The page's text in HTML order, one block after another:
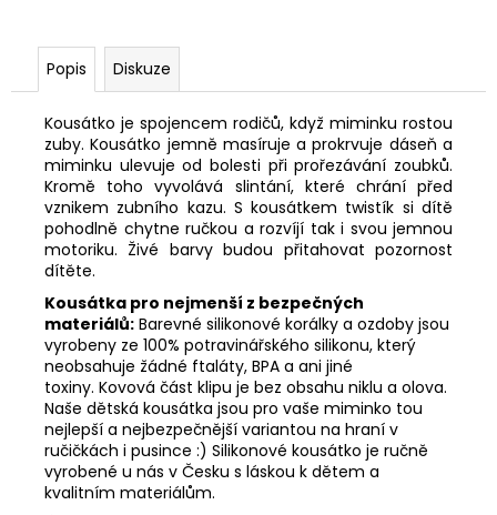
Popis Diskuze
Kousátko je spojencem rodičů, když miminku rostou
zuby. Kousátko jemně masíruje a prokrvuje dáseň a
miminku ulevuje od bolesti při prořezávání zoubků.
Kromě toho vyvolává slintání, které chrání před
vznikem zubního kazu. S kousátkem twistík si dítě
pohodlně chytne ručkou a rozvíjí tak i svou jemnou
motoriku. Živé barvy budou přitahovat pozornost
dítěte.
Kousátka pro nejmenší z bezpečných
materiálů: Barevné silikonové korálky a ozdoby jsou
vyrobeny ze 100% potravinářského silikonu, který
neobsahuje žádné ftaláty, BPA a ani jiné
toxiny. Kovová část klipu je bez obsahu niklu a olova.
Naše dětská kousátka jsou pro vaše miminko tou
nejlepší a nejbezpečnější variantou na hraní v
ručičkách i pusince :) Silikonové kousátko je ručně
vyrobené u nás v Česku s láskou k dětem a
kvalitním materiálům.